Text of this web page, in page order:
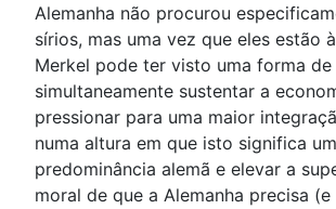
Alemanha não procurou
sírios, mas uma vez que eles estão
Merkel pode ter visto uma forma de
simultaneamente sustentar a
pressionar para uma maior
numa altura em que isto significa
predominância alemã e elevar a
moral de que a Alemanha precisa